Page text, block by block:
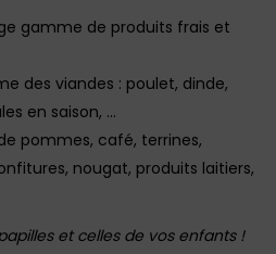
gamme de produits frais et
des viandes : poulet, dinde,
en saison, …
pommes, café, terrines,
nougat, produits laitiers,
et celles de vos enfants !